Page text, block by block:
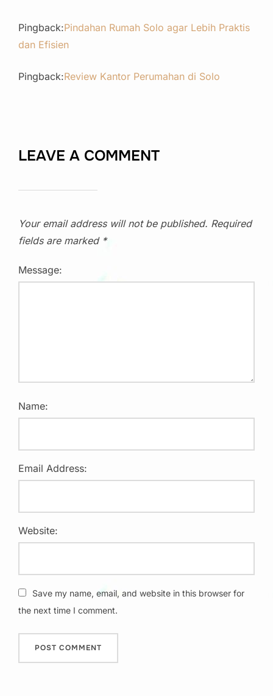
Pingback:Pindahan Rumah Solo agar Lebih Praktis
dan Efisien
Pingback:Review Kantor Perumahan di Solo
LEAVE A COMMENT
Your email address will not be published. Required
fields are marked *
Message:
Name:
Email Address:
Website:
Save my name, email, and website in this browser for
the next time I comment.